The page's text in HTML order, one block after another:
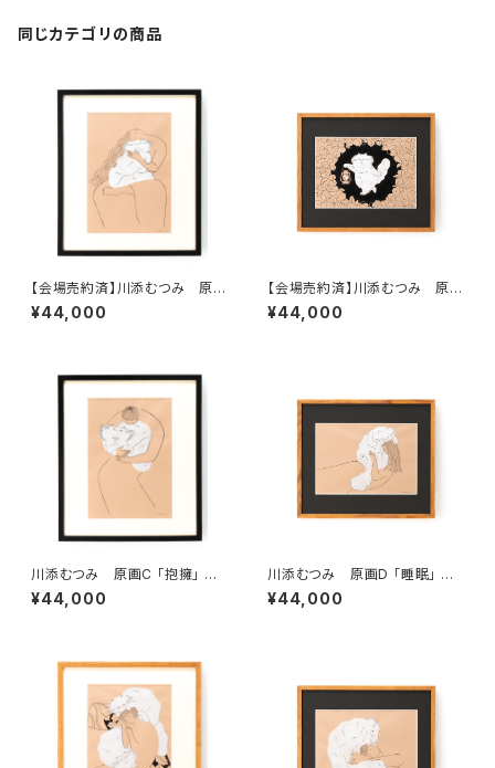
同じカテゴリの商品
【会場売約済】川添むつみ 原画
A 「休息」 額装込み、直筆サイン
入り
¥44,000
【会場売約済】川添むつみ 原画
B 「発見」 額装込み、直筆サイン
入り
¥44,000
川添むつみ 原画C 「抱擁」 額
装込み、直筆サイン入り
¥44,000
川添むつみ 原画D 「睡眠」 額
装込み、直筆サイン入り
¥44,000